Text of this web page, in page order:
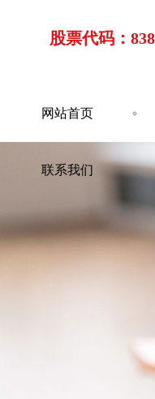
股票代码：
网站首页
联系我们